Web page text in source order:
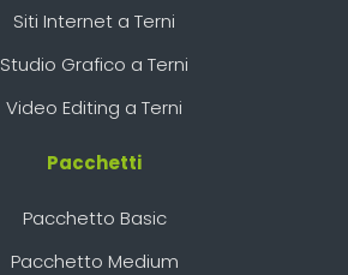
Siti Internet a Terni
Studio Grafico a Terni
Video Editing a Terni
Pacchetti
Pacchetto Basic
Pacchetto Medium